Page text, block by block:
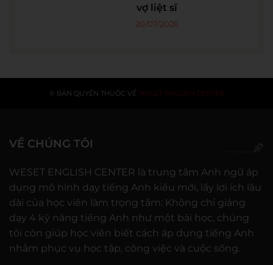
vợ liệt sĩ
20/07/2026
© BẢN QUYỀN THUỘC VỀ WESET ENGLISH CENTER
VỀ CHÚNG TÔI
WESET ENGLISH CENTER là trung tâm Anh ngữ áp
dụng mô hình dạy tiếng Anh kiểu mới, lấy lợi ích lâu
dài của học viên làm trọng tâm: Không chỉ giảng
dạy 4 kỹ năng tiếng Anh như một bài học, chúng
tôi còn giúp học viên biết cách áp dụng tiếng Anh
nhằm phục vụ học tập, công việc và cuộc sống.